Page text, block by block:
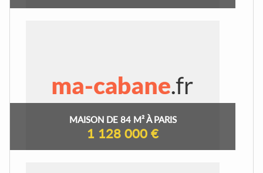
MAISON DE 84 M² À PARIS
1 128 000 €